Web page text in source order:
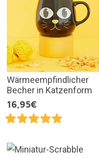
Wärmeempfindlicher
Becher in Katzenform
16,95€